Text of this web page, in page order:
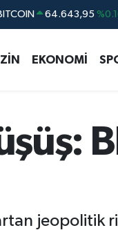
BİST100 13.799
EKONOMİ
jeopolitik